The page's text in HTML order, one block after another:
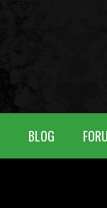
BLOG